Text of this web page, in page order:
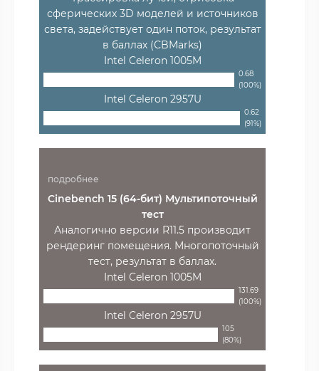
сферических 3D моделей и источников
света, задействует один поток, результат
в баллах (CBMarks)
Intel Celeron 1005M
0.68
(100%)
Intel Celeron 2957U
0.62
(91%)
подробнее
Cinebench 15 (64-бит) Мультипоточный
тест
Аналогично версии R11.5 производит
рендеринг помещения. Многопоточный
тест, результат в баллах.
Intel Celeron 1005M
131.69
(100%)
Intel Celeron 2957U
105
(80%)